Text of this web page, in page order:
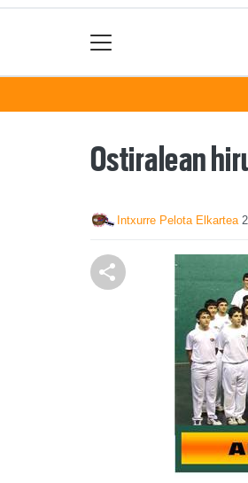
Ostiralean
Intxurre Pelota Elkartea